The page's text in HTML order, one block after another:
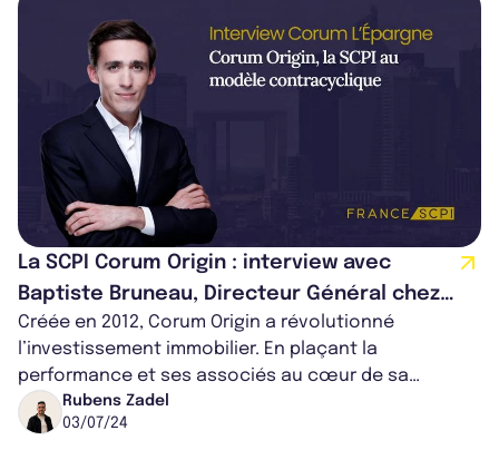
La SCPI Corum Origin : interview avec
Baptiste Bruneau, Directeur Général chez
Corum L'Epargne
Créée en 2012, Corum Origin a révolutionné
l’investissement immobilier. En plaçant la
performance et ses associés au cœur de sa
stratégie, elle a initié un modèle d’investissement...
Rubens Zadel
03/07/24